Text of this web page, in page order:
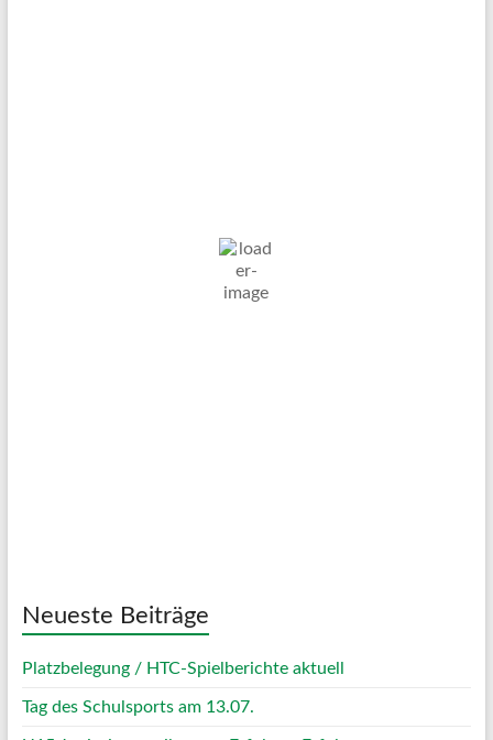
12
Neueste Beiträge
Platzbelegung / HTC-Spielberichte aktuell
Tag des Schulsports am 13.07.